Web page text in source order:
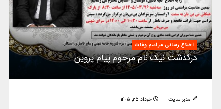
اطلاع رسانی مراسم وفات
درگذشت نیک نام مرحوم پیام پروین
مدیر سایت خرداد ۲۵, ۱۴۰۵